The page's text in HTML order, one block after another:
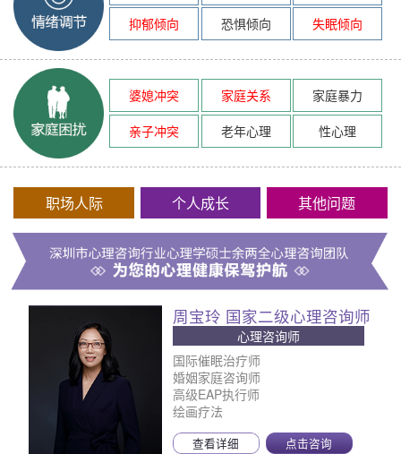
抑郁倾向
恐惧倾向 失眠倾向
婆媳冲突 家庭关系
家庭暴力
亲子冲突
老年心理 性心理
职场人际 个人成长 其他问题
周宝玲 国家二级心理咨询师
心理咨询师
国际催眠治疗师
婚姻家庭咨询师
高级EAP执行师
绘画疗法
查看详细 点击咨询